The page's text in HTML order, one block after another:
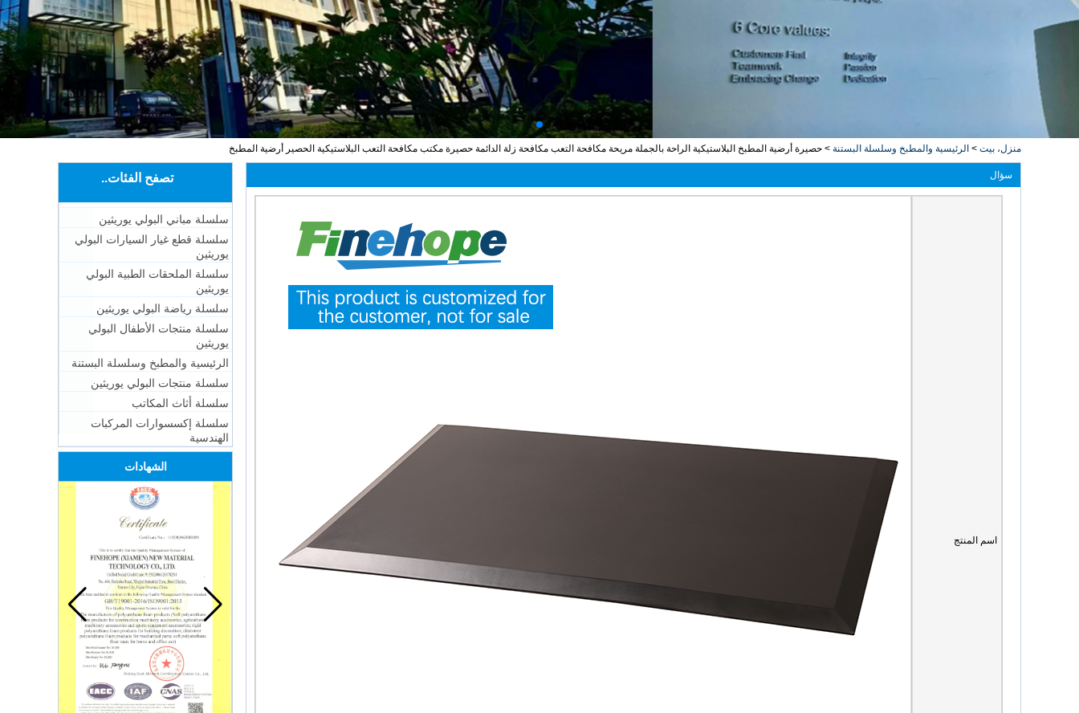
منزل، بيت > الرئيسية والمطبخ وسلسلة البستنة > حصيرة أرضية المطبخ البلاستيكية الراحة بالجملة مريحة مكافحة التعب مكافحة زلة الدائمة حصيرة مكتب مكافحة التعب البلاستيكية الحصير أرضية المطبخ
تصفح الفئات..
سلسلة مباني البولي يوريثين
سلسلة قطع غيار السيارات البولي
يوريثين
سلسلة الملحقات الطبية البولي
يوريثين
سلسلة رياضة البولي يوريثين
سلسلة منتجات الأطفال البولي
يوريثين
الرئيسية والمطبخ وسلسلة البستنة
سلسلة منتجات البولي يوريثين
سلسلة أثاث المكاتب
سلسلة إكسسوارات المركبات
الهندسية
الشهادات
سؤال
اسم المنتج